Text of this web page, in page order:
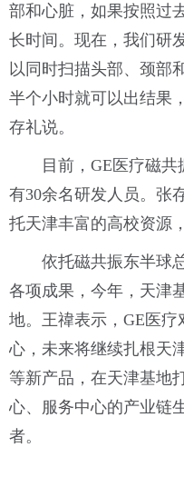
部和心脏，如果按照过
长时间。现在，我们研
以同时扫描头部、颈部
半个小时就可以出结果
存礼说。
目前，GE医疗磁
有30余名研发人员。张
托天津丰富的高校资源
依托磁共振东半球
各项成果，今年，天津
地。王禕表示，GE医
心，未来将继续扎根天
等新产品，在天津基地
心、服务中心的产业链
者。